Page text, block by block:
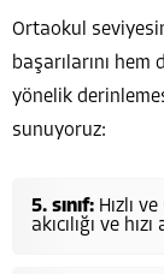
Ortaokul
başarılarını hem
yönelik
sunuyoruz:
5. sınıf: Hızlı
akıcılığı ve hızı